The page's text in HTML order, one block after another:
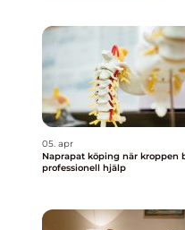
05. apr
Naprapat köping när kroppen behöver
professionell hjälp